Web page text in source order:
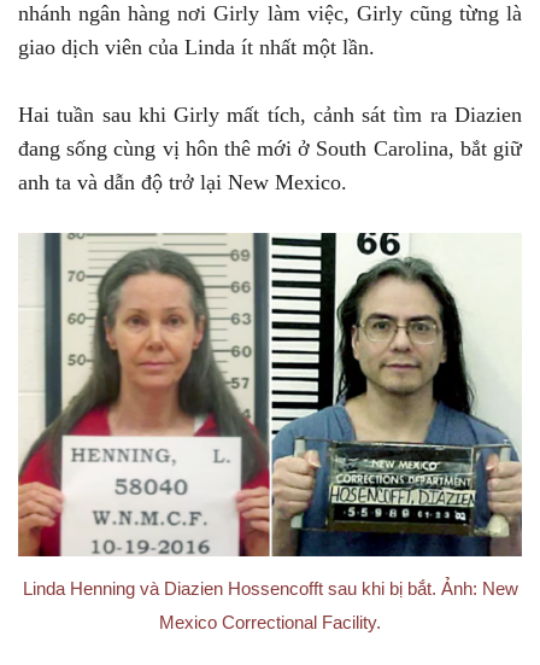
nhánh ngân hàng nơi Girly làm việc, Girly cũng từng là
giao dịch viên của Linda ít nhất một lần.
Hai tuần sau khi Girly mất tích, cảnh sát tìm ra Diazien
đang sống cùng vị hôn thê mới ở South Carolina, bắt giữ
anh ta và dẫn độ trở lại New Mexico.
Linda Henning và Diazien Hossencofft sau khi bị bắt. Ảnh: New
Mexico Correctional Facility.